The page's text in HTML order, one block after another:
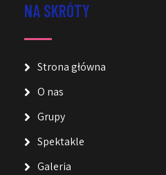
NA SKRÓTY
Strona główna
O nas
Grupy
Spektakle
Galeria